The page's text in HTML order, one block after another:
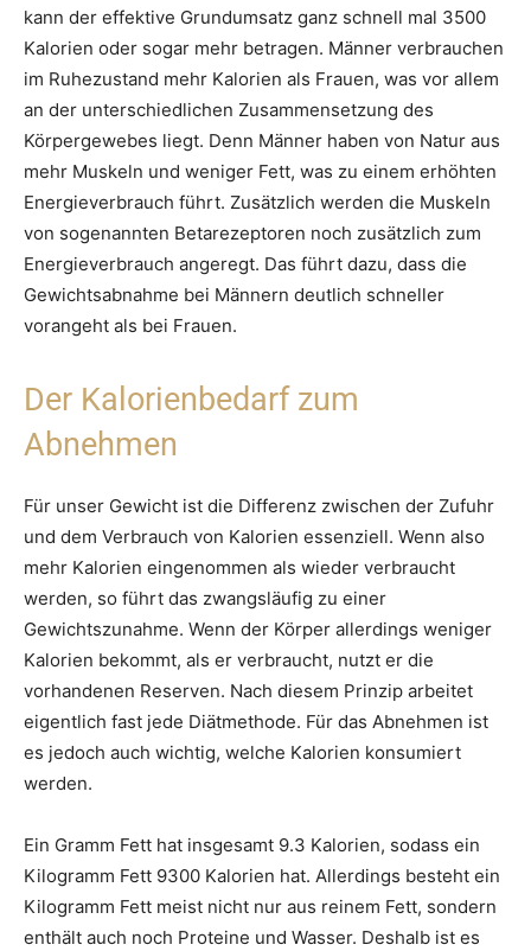
kann der effektive Grundumsatz ganz schnell mal 3500
Kalorien oder sogar mehr betragen. Männer verbrauchen
im Ruhezustand mehr Kalorien als Frauen, was vor allem
an der unterschiedlichen Zusammensetzung des
Körpergewebes liegt. Denn Männer haben von Natur aus
mehr Muskeln und weniger Fett, was zu einem erhöhten
Energieverbrauch führt. Zusätzlich werden die Muskeln
von sogenannten Betarezeptoren noch zusätzlich zum
Energieverbrauch angeregt. Das führt dazu, dass die
Gewichtsabnahme bei Männern deutlich schneller
vorangeht als bei Frauen.
Der Kalorienbedarf zum
Abnehmen
Für unser Gewicht ist die Differenz zwischen der Zufuhr
und dem Verbrauch von Kalorien essenziell. Wenn also
mehr Kalorien eingenommen als wieder verbraucht
werden, so führt das zwangsläufig zu einer
Gewichtszunahme. Wenn der Körper allerdings weniger
Kalorien bekommt, als er verbraucht, nutzt er die
vorhandenen Reserven. Nach diesem Prinzip arbeitet
eigentlich fast jede Diätmethode. Für das Abnehmen ist
es jedoch auch wichtig, welche Kalorien konsumiert
werden.
Ein Gramm Fett hat insgesamt 9.3 Kalorien, sodass ein
Kilogramm Fett 9300 Kalorien hat. Allerdings besteht ein
Kilogramm Fett meist nicht nur aus reinem Fett, sondern
enthält auch noch Proteine und Wasser. Deshalb ist es